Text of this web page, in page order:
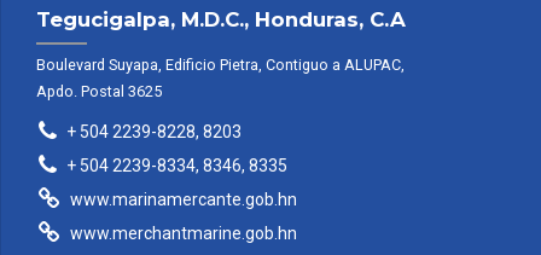
Tegucigalpa, M.D.C., Honduras, C.A
Boulevard Suyapa, Edificio Pietra, Contiguo a ALUPAC,
Apdo. Postal 3625
+ 504 2239-8228, 8203
+ 504 2239-8334, 8346, 8335
www.marinamercante.gob.hn
www.merchantmarine.gob.hn